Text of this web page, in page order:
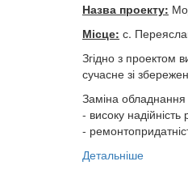
Назва проекту:
Місце: с.
Згідно з проектом
сучасне зі
Заміна обладнання
- високу
-
Детальніше